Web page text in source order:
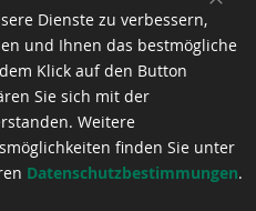
Dienste zu verbessern,
und Ihnen das bestmögliche
Klick auf den Button
Sie sich mit der
Weitere
finden Sie unter
Datenschutzbestimmungen.